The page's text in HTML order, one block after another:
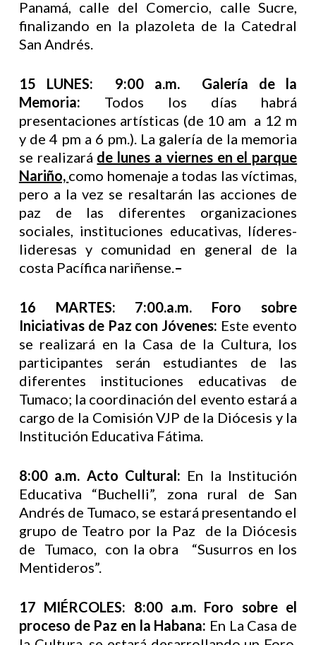
Panamá, calle del Comercio, calle Sucre,
finalizando en la plazoleta de la Catedral
San Andrés.
15 LUNES: 9:00 a.m. Galería de la
Memoria: Todos los días habrá
presentaciones artísticas (de 10 am a 12 m
y de 4 pm a 6 pm.). La galería de la memoria
se realizará de lunes a viernes en el parque
Nariño, como homenaje a todas las víctimas,
pero a la vez se resaltarán las acciones de
paz de las diferentes organizaciones
sociales, instituciones educativas, líderes-
lideresas y comunidad en general de la
costa Pacífica nariñense.–
16 MARTES: 7:00.a.m. Foro sobre
Iniciativas de Paz con Jóvenes: Este evento
se realizará en la Casa de la Cultura, los
participantes serán estudiantes de las
diferentes instituciones educativas de
Tumaco; la coordinación del evento estará a
cargo de la Comisión VJP de la Diócesis y la
Institución Educativa Fátima.
8:00 a.m. Acto Cultural: En la Institución
Educativa “Buchelli”, zona rural de San
Andrés de Tumaco, se estará presentando el
grupo de Teatro por la Paz de la Diócesis
de Tumaco, con la obra “Susurros en los
Mentideros”.
17 MIÉRCOLES: 8:00 a.m. Foro sobre el
proceso de Paz en la Habana: En La Casa de